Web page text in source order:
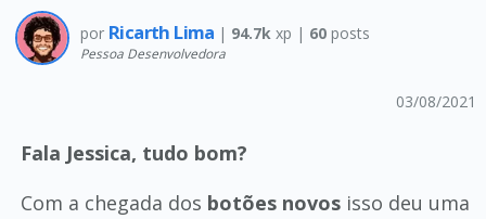
por Ricarth Lima | 94.7k xp | 60 posts
Pessoa Desenvolvedora
03/08/2021
Fala Jessica, tudo bom?
Com a chegada dos botões novosisso deu uma